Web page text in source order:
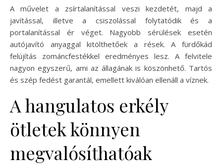
A művelet a zsírtalanítással veszi kezdetét, majd a
javítással, illetve a csiszolással folytatódik és a
portalanítással ér véget. Nagyobb sérülések esetén
autójavító anyaggal kitölthetőek a rések. A fürdőkád
felújítás zománcfestékkel eredményes lesz. A felvitele
nagyon egyszerű, ami az állagának is köszönhető. Tartós
és szép fedést garantál, emellett kiválóan ellenáll a víznek.
A hangulatos erkély
ötletek könnyen
megvalósíthatóak